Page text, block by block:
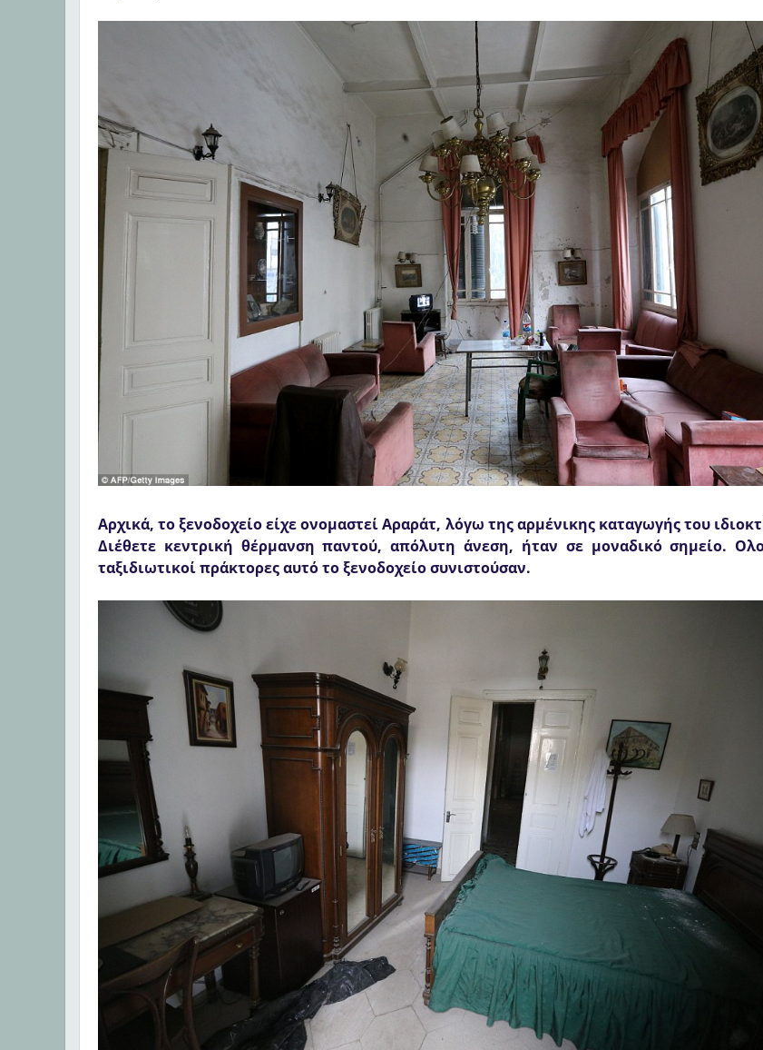
Αρχικά, το ξενοδοχείο είχε ονομαστεί Αραράτ, λόγω της αρμένικης καταγωγής του
Διέθετε κεντρική θέρμανση παντού, απόλυτη άνεση, ήταν σε μοναδικό σημείο.
ταξιδιωτικοί πράκτορες αυτό το ξενοδοχείο συνιστούσαν.